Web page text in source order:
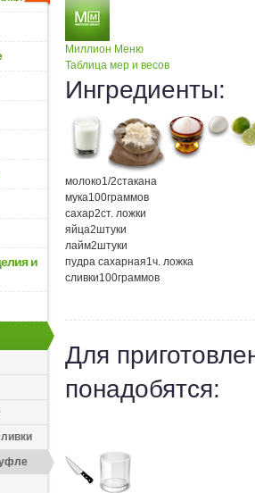
и
Миллион Меню
Таблица мер и весов
Ингредиенты:
молоко1/2стакана
мука100граммов
сахар2ст. ложки
яйца2штуки
лайм2штуки
пудра сахарная1ч. ложка
сливки100граммов
Для
понадобятся: